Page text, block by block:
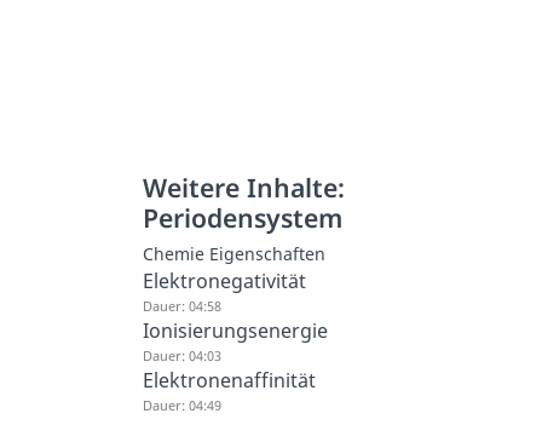
Weitere Inhalte:
Periodensystem
Chemie Eigenschaften
Elektronegativität
Dauer: 04:58
Ionisierungsenergie
Dauer: 04:03
Elektronenaffinität
Dauer: 04:49